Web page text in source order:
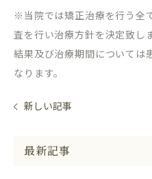
※当院では矯正治療を行う全
査を行い治療方針を決定致し
結果及び治療期間については
なります。
新しい記事
最新記事